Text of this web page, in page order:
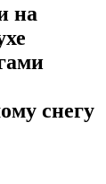
на
снегу